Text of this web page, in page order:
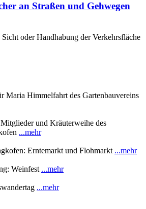
an Straßen und Gehwegen
oder Handhabung der Verkehrsfläche
Maria Himmelfahrt des Gartenbauvereins
und Kräuterweihe des
...mehr
Erntemarkt und Flohmarkt ...mehr
Weinfest ...mehr
...mehr